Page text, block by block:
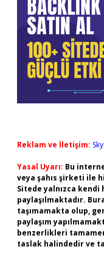
Reklam ve İletişim:
Yasal Uyarı: Bu
veya şahıs şirketi ile
Sitede yalnızca kendi
paylaşılmaktadır.
taşımamakta olup,
paylaşım
benzerlikleri
taslak halindedir ve